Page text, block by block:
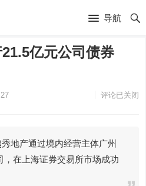
导航
亿元公司债券
评论已关闭
地产通过境内经营主体广州
，在上海证券交易所市场成功